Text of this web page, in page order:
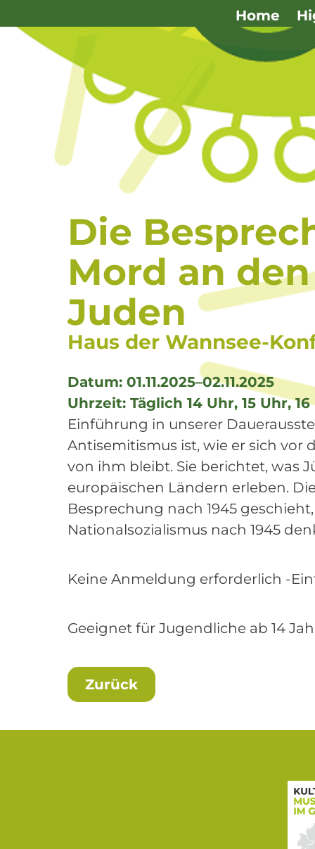
überspringen
Home
Die
Mord an
Juden
Haus der Wannsee-
Datum: 01.11.2025–02.11.2025
Uhrzeit: Täglich 14 Uhr, 15 Uhr,
Einführung in unserer
Antisemitismus ist, wie er sich
von ihm bleibt. Sie berichtet, was
europäischen Ländern erleben.
Besprechung nach 1945
Nationalsozialismus nach 1945
Keine Anmeldung erforderlich -
Geeignet für Jugendliche ab 14
Zurück